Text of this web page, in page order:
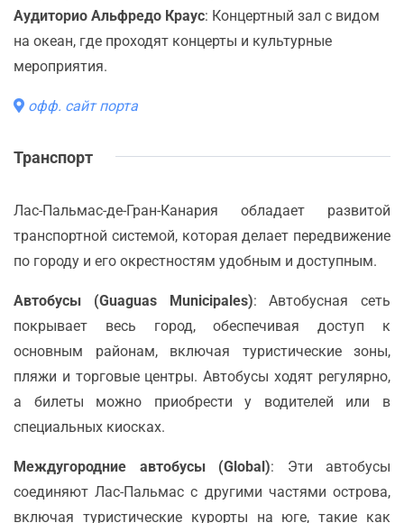
Аудиторио Альфредо Краус: Концертный зал с видом
на океан, где проходят концерты и культурные
мероприятия.
офф. сайт порта
Транспорт
Лас-Пальмас-де-Гран-Канария обладает развитой
транспортной системой, которая делает передвижение
по городу и его окрестностям удобным и доступным.
Автобусы (Guaguas Municipales): Автобусная сеть
покрывает весь город, обеспечивая доступ к
основным районам, включая туристические зоны,
пляжи и торговые центры. Автобусы ходят регулярно,
а билеты можно приобрести у водителей или в
специальных киосках.
Междугородние автобусы (Global): Эти автобусы
соединяют Лас-Пальмас с другими частями острова,
включая туристические курорты на юге, такие как